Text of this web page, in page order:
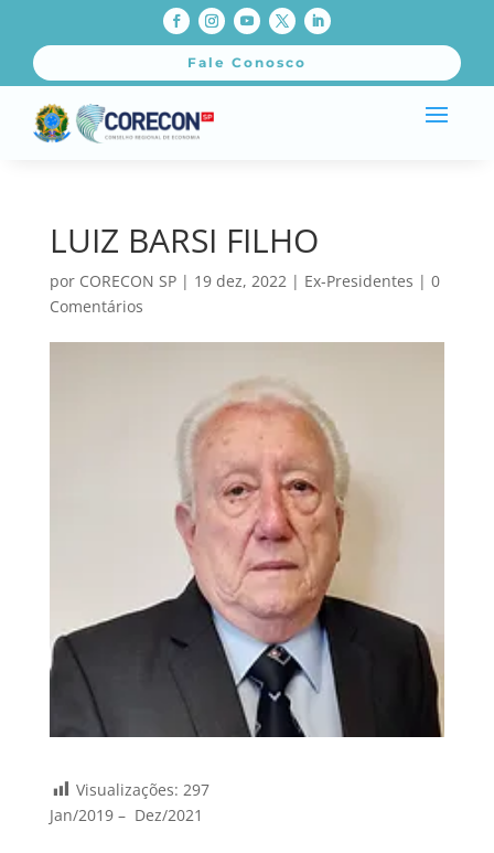
Fale Conosco
LUIZ BARSI FILHO
por CORECON SP| 19 dez, 2022 | Ex-Presidentes | 0
Comentários
Visualizações: 297
Jan/2019 – Dez/2021